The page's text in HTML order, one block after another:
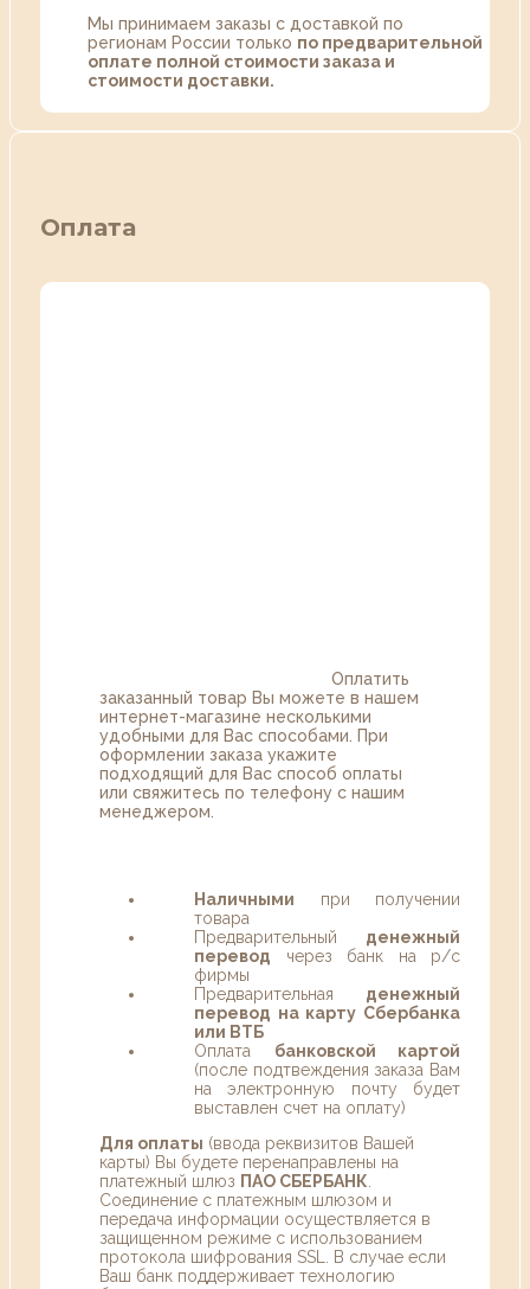
Мы принимаем заказы с доставкой по
регионам России только по предварительной
оплате полной стоимости заказа и
стоимости доставки.
Оплата
Оплатить
заказанный товар Вы можете в нашем
интернет-магазине несколькими
удобными для Вас способами. При
оформлении заказа укажите
подходящий для Вас способ оплаты
или свяжитесь по телефону с нашим
менеджером.
Наличными при получении
товара
Предварительный денежный
перевод через банк на р/с
фирмы
Предварительная денежный
перевод на карту Сбербанка
или ВТБ
Оплата банковской картой
(после подтвеждения заказа Вам
на электронную почту будет
выставлен счет на оплату)
Для оплаты (ввода реквизитов Вашей
карты) Вы будете перенаправлены на
платежный шлюз ПАО СБЕРБАНК
Соединение с платежным шлюзом и
передача информации осуществляется в
защищенном режиме с использованием
протокола шифрования SSL. В случае если
Ваш банк поддерживает технологию